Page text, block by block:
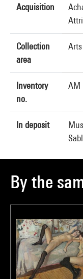
Acquisition
Collection
area
Inventory
no.
AM
In deposit
By the